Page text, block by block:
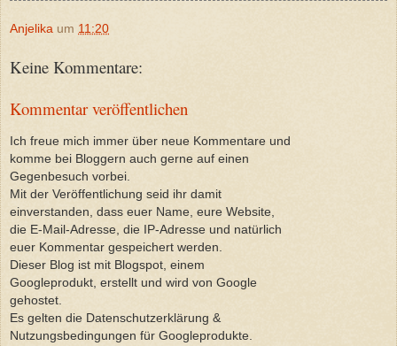
Anjelika um 11:20
Keine Kommentare:
Kommentar veröffentlichen
Ich freue mich immer über neue Kommentare und
komme bei Bloggern auch gerne auf einen
Gegenbesuch vorbei.
Mit der Veröffentlichung seid ihr damit
einverstanden, dass euer Name, eure Website,
die E-Mail-Adresse, die IP-Adresse und natürlich
euer Kommentar gespeichert werden.
Dieser Blog ist mit Blogspot, einem
Googleprodukt, erstellt und wird von Google
gehostet.
Es gelten die Datenschutzerklärung &
Nutzungsbedingungen für Googleprodukte.